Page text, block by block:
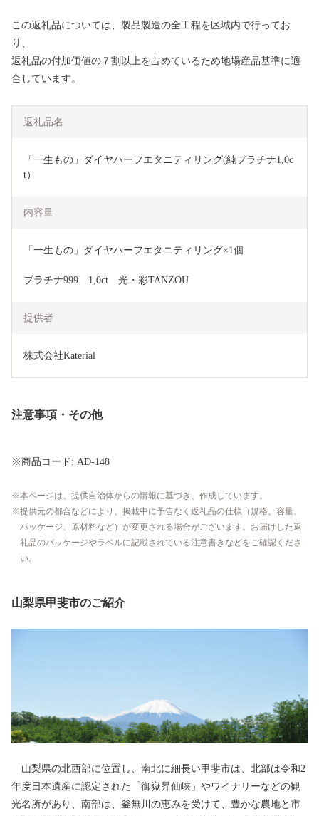
この返礼品については、製品製造の全工程を区域内で行ってお
り、
返礼品の付加価値の７割以上を占めているため地場産品基準に適
合しています。
返礼品名
「一生もの」ダイヤハーフエタニティリング(純プラチナ1,0c
t）
内容量
「一生もの」ダイヤハーフエタニティリング×1個
プラチナ999　1,0ct　光・彩TANZOU
提供者
株式会社Katerial
注意事項・その他
※商品コード: AD-148
本ページは、提供自治体からの情報に基づき、作成しています。
提供元の都合などにより、掲載中に予告なく返礼品の仕様（規格、容量、
パッケージ、原材料など）が変更される場合がございます。お届けした返
礼品のパッケージやラベルに記載されている注意書きなどをご確認くださ
い。
山梨県甲斐市のご紹介
山梨県の北西部に位置し、南北に細長い甲斐市は、北部は令和2
年度日本遺産に認定された「御嶽昇仙峡」やワイナリーなどの観
光名所があり、南部は、釜無川の恵みを受けて、豊かな農地と市